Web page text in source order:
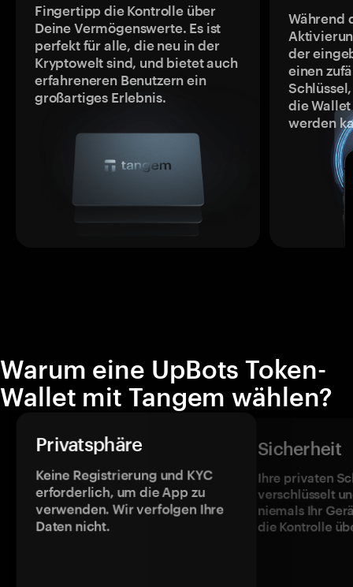
Fingertipp die Kontrolle über
Deine Vermögenswerte. Es ist
perfekt für alle, die neu in der
Kryptowelt sind, und bietet auch
erfahreneren Benutzern ein
großartiges Erlebnis.
Während
der
einen
die
werden
Warum eine UpBots Token-
Wallet mit Tangem wählen?
Privatsphäre
Keine Registrierung und KYC
erforderlich, um die App zu
verwenden. Wir verfolgen Ihre
Daten nicht.
Sicherheit
Ihre privaten
verschlüsselt
niemals Ihr
die Kontrolle